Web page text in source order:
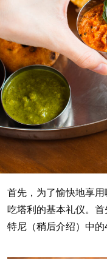
首先，为了愉快地享
吃塔利的基本礼仪。
特尼（稍后介绍）中的